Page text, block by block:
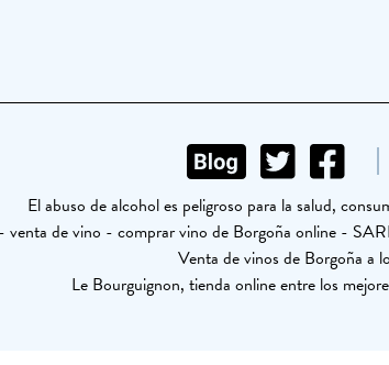
El abuso de alcohol es peligroso para la salud,
venta de vino - comprar vino de Borgoña online -
Venta de vinos de Borgoña a
Le Bourguignon, tienda online entre los